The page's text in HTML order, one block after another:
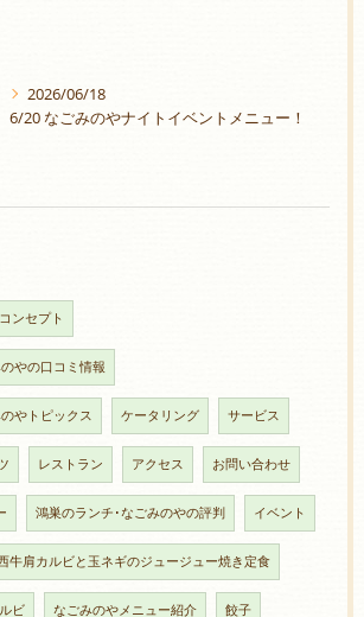
2026/06/18
6/20 なごみのやナイトイベントメニュー！
コンセプト
やの口コミ情報
やトピックス ケータリング サービス
レストラン アクセス お問い合わせ
鴻巣のランチ･なごみのやの評判 イベント
牛肩カルビと玉ネギのジュージュー焼き定食
ビ なごみのやメニュー紹介 餃子